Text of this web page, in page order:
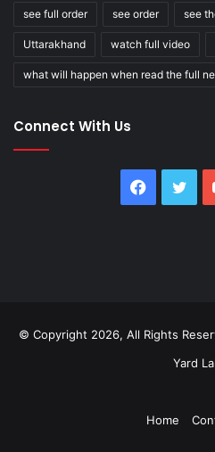
see full order see order see
Uttarakhand watch full video
what will happen when read the full
Connect With Us
© Copyright 2026, All Rights
Yard
Home